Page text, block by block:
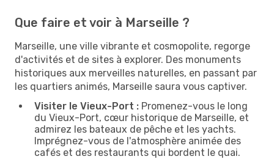
Que faire et voir à Marseille ?
Marseille, une ville vibrante et cosmopolite, regorge
d'activités et de sites à explorer. Des monuments
historiques aux merveilles naturelles, en passant par
les quartiers animés, Marseille saura vous captiver.
Visiter le Vieux-Port : Promenez-vous le long
du Vieux-Port, cœur historique de Marseille, et
admirez les bateaux de pêche et les yachts.
Imprégnez-vous de l'atmosphère animée des
cafés et des restaurants qui bordent le quai.